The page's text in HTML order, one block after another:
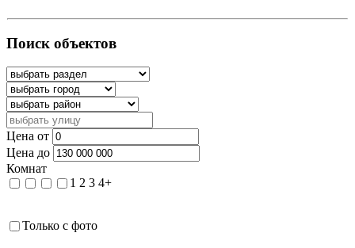
Поиск объектов
Цена от
Цена до
Комнат
1 2 3 4+
Только с фото